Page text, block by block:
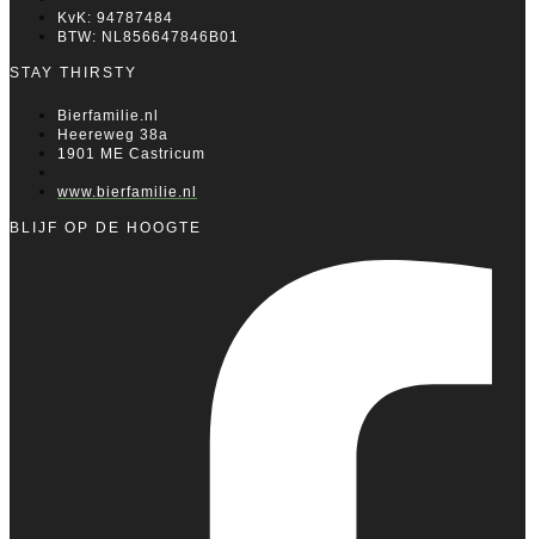
KvK: 94787484
BTW: NL856647846B01
STAY THIRSTY
Bierfamilie.nl
Heereweg 38a
1901 ME Castricum
www.bierfamilie.nl
BLIJF OP DE HOOGTE